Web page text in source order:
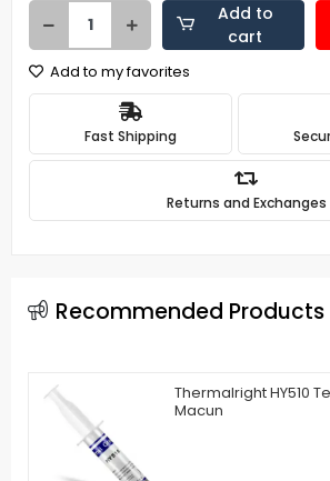
Add to
cart
Add to my favorites
Fast Shipping
Returns and Exchanges
Recommended Products
Thermalright HY510
Macun